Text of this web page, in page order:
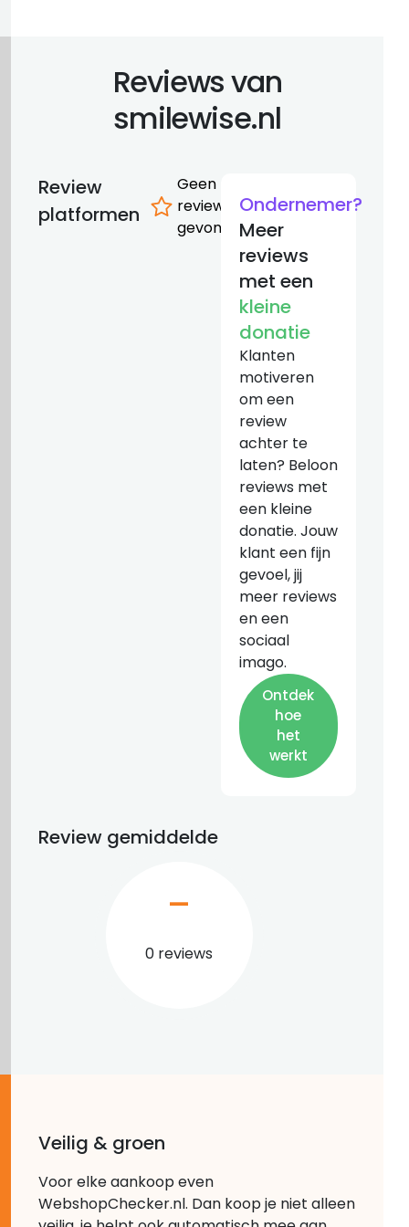
Reviews van
smilewise.nl
Review
platformen
Geen
reviews
gevonden
Ondernemer?
Meer
reviews
met een
kleine
donatie
Klanten
motiveren
om een
review
achter te
laten? Beloon
reviews met
een kleine
donatie. Jouw
klant een fijn
gevoel, jij
meer reviews
en een
sociaal
imago.
Ontdek
hoe
het
werkt
Review gemiddelde
0 reviews
–
Veilig & groen
Voor elke aankoop even
WebshopChecker.nl. Dan koop je niet alleen